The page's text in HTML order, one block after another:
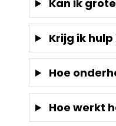
Kan ik
Krijg ik
Hoe
Hoe werkt